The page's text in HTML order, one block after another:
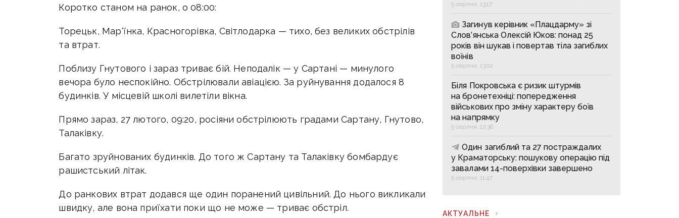
Коротко станом на ранок, о 08:00:
Торецьк, Мар'їнка, Красногорівка, Світлодарка — тихо, без великих обстрілів
та втрат.
Поблизу Гнутового і зараз триває бій. Неподалік — у Сартані — минулого
вечора було неспокійно. Обстрілювали авіацією. За руйнування додалося 8
будинків. У місцевій школі вилетіли вікна.
Прямо зараз, 27 лютого, 09:20, росіяни обстрілюють градами Сартану, Гнутово,
Талаківку.
Багато зруйнованих будинків. До того ж Сартану та Талаківку бомбардує
рашистський літак.
До ранкових втрат додався ще один поранений цивільний. До нього викликали
швидку, але вона приїхати поки що не може — триває обстріл.
5 серпня, 13:17
Загинув керівник «Плацдарму» зі
Слов’янська Олексій Юков: понад 25
років він шукав і повертав тіла загиблих
воїнів
5 серпня, 13:02
Біля Покровська є ризик штурмів
на бронетехніці: попередження
військових про зміну характеру боїв
на напрямку
5 серпня, 12:36
Один загиблий та 27 постраждалих
у Краматорську: пошукову операцію під
завалами 14-поверхівки завершено
5 серпня, 11:47
АКТУАЛЬНЕ